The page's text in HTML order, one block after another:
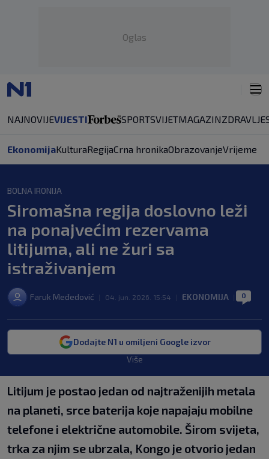
Oglas
NAJNOVIJEVIJESTI SPORTSVIJETMAGAZINZDRAVLJE
EkonomijaKulturaRegijaCrna hronikaObrazovanjeVrijeme
BOLNA IRONIJA
Siromašna regija doslovno leži
na ponajvećim rezervama
litijuma, ali ne žuri sa
istraživanjem
Faruk Međedović 04. jun. 2026. 15:54 EKONOMIJA 0
Dodajte N1 u omiljeni Google izvor
Više
Litijum je postao jedan od najtraženijih metala
na planeti, srce baterija koje napajaju mobilne
telefone i električne automobile. Širom svijeta,
trka za njim se ubrzala, Kongo je otvorio jedan